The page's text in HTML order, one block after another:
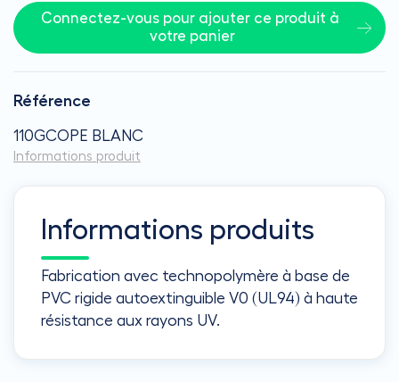
Connectez-vous pour ajouter ce produit à
votre panier
Référence
110GCOPE BLANC
Informations produit
Informations produits
Fabrication avec technopolymère à base de
PVC rigide autoextinguible V0 (UL94) à haute
résistance aux rayons UV.